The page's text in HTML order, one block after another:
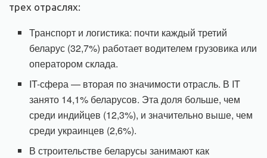
трех отраслях:
Транспорт и логистика: почти каждый третий
беларус (32,7%) работает водителем грузовика или
оператором склада.
IT-сфера — вторая по значимости отрасль. В IT
занято 14,1% беларусов. Эта доля больше, чем
среди индийцев (12,3%), и значительно выше, чем
среди украинцев (2,6%).
В строительстве беларусы занимают как